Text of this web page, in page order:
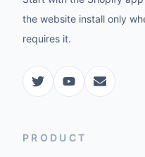
the website install only
requires it.
PRODUCT